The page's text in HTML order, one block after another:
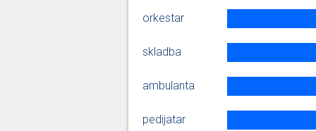
Sara Medved
Sara Medved
orkestar
skladba
ambulanta
pedijatar